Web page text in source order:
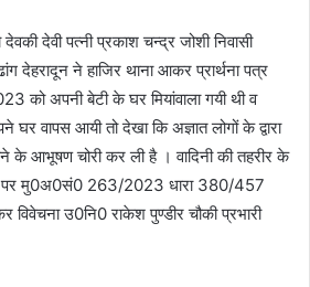
देवी पत्नी प्रकाश चन्द्र जोशी निवासी
देहरादून ने हाजिर थाना आकर प्रार्थना पत्र
को अपनी बेटी के घर मियांवाला गयी थी व
वापस आयी तो देखा कि अज्ञात लोगों के द्वारा
के आभूषण चोरी कर ली है । वादिनी की तहरीर के
पर मु0अ0सं0 263/2023 धारा 380/457
विवेचना उ0नि0 राकेश पुण्डीर चौकी प्रभारी